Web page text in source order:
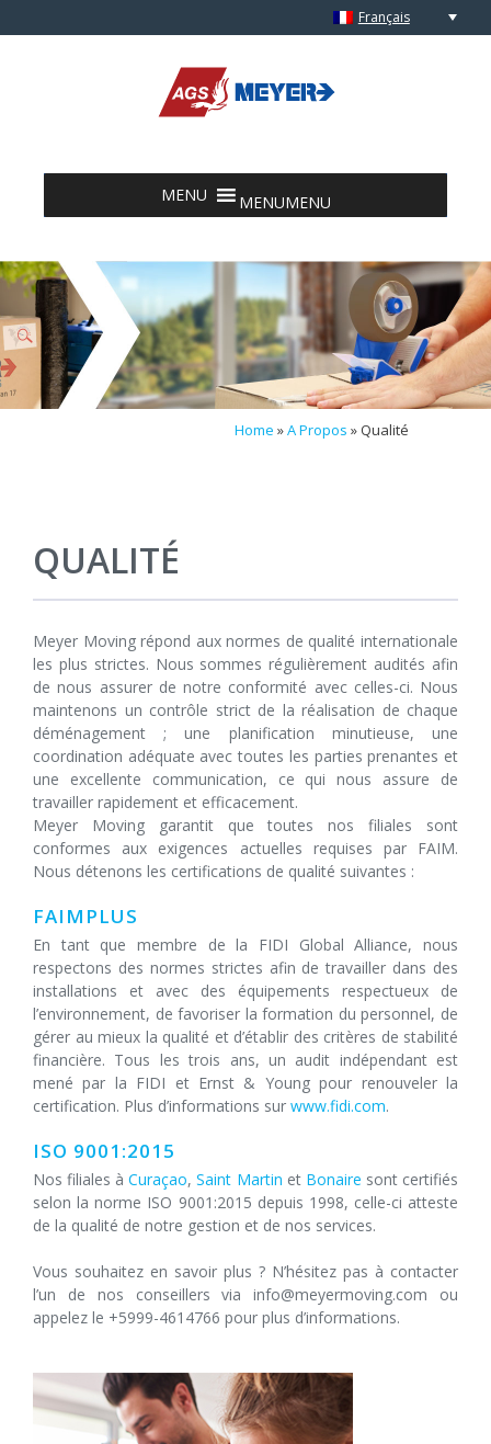
Français
MENUMENU
Home »A Propos » Qualité
QUALITÉ
Meyer Moving répond aux normes de qualité internationale
les plus strictes. Nous sommes régulièrement audités afin
de nous assurer de notre conformité avec celles-ci. Nous
maintenons un contrôle strict de la réalisation de chaque
déménagement ; une planification minutieuse, une
coordination adéquate avec toutes les parties prenantes et
une excellente communication, ce qui nous assure de
travailler rapidement et efficacement.
Meyer Moving garantit que toutes nos filiales sont
conformes aux exigences actuelles requises par FAIM.
Nous détenons les certifications de qualité suivantes :
FAIMPLUS
En tant que membre de la FIDI Global Alliance, nous
respectons des normes strictes afin de travailler dans des
installations et avec des équipements respectueux de
l’environnement, de favoriser la formation du personnel, de
gérer au mieux la qualité et d’établir des critères de stabilité
financière. Tous les trois ans, un audit indépendant est
mené par la FIDI et Ernst & Young pour renouveler la
certification. Plus d’informations sur www.fidi.com.
ISO 9001:2015
Nos filiales àCuraçao,Saint Martin et Bonaire sont certifiés
selon la norme ISO 9001:2015 depuis 1998, celle-ci atteste
de la qualité de notre gestion et de nos services.
Vous souhaitez en savoir plus ? N’hésitez pas à contacter
l’un de nos conseillers via info@meyermoving.com ou
appelez le +5999-4614766 pour plus d’informations.